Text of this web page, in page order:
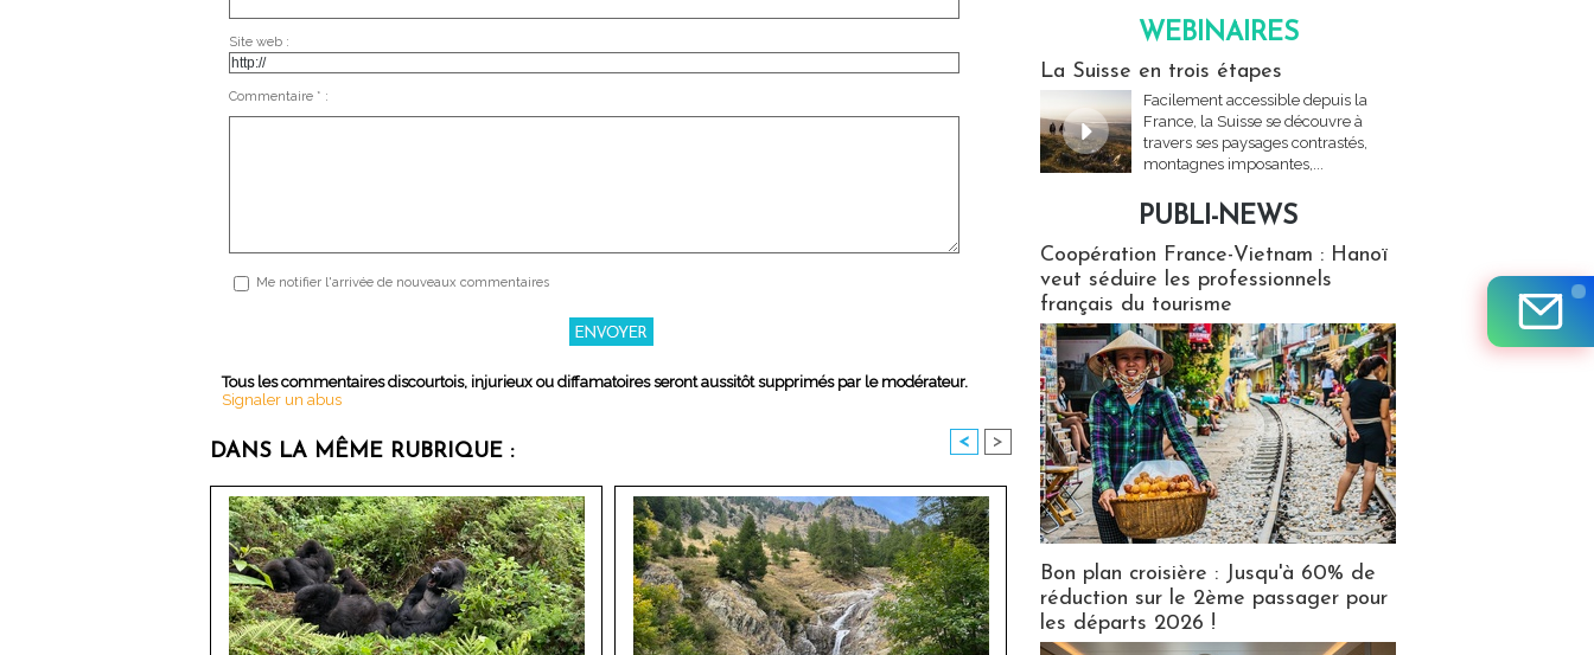
Site web :
Commentaire * :
Me notifier l'arrivée de nouveaux commentaires
Tous les commentaires discourtois, injurieux ou diffamatoires seront aussitôt supprimés par le modérateur.
Signaler un abus
DANS LA MÊME RUBRIQUE : < >
WEBINAIRES
La Suisse en trois étapes
Facilement accessible depuis la
France, la Suisse se découvre à
travers ses paysages contrastés,
montagnes imposantes,...
PUBLI-NEWS
Coopération France-Vietnam : Hanoï
veut séduire les professionnels
français du tourisme
Bon plan croisière : Jusqu'à 60% de
réduction sur le 2ème passager pour
les départs 2026 !